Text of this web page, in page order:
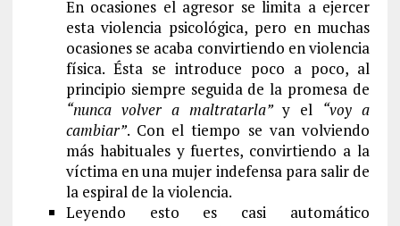
En ocasiones el agresor se limita a ejercer
esta violencia psicológica, pero en muchas
ocasiones se acaba convirtiendo en violencia
física. Ésta se introduce poco a poco, al
principio siempre seguida de la promesa de
“nunca volver a maltratarla”y el “voy a
cambiar”. Con el tiempo se van volviendo
más habituales y fuertes, convirtiendo a la
víctima en una mujer indefensa para salir de
la espiral de la violencia.
Leyendo esto es casi automático